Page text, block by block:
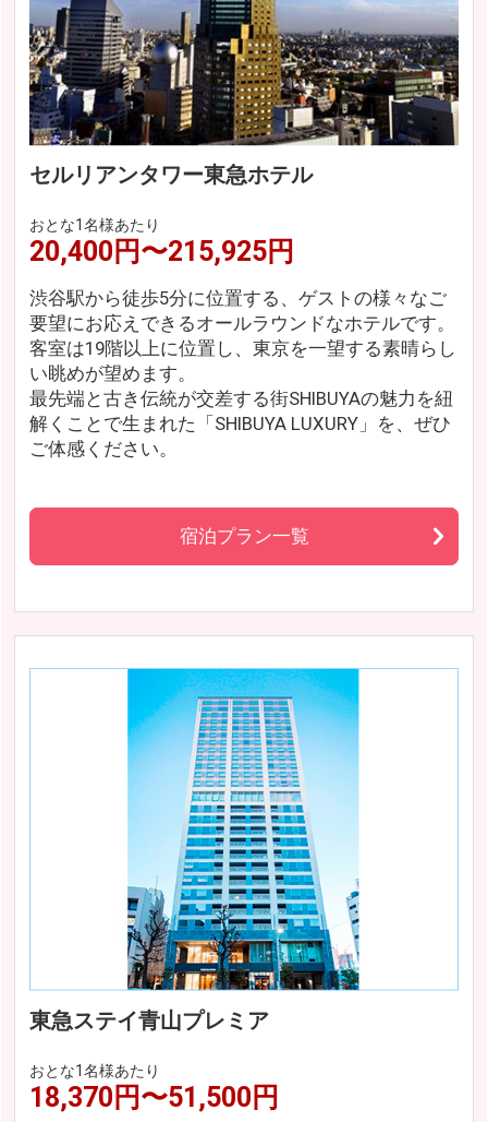
セルリアンタワー東急ホテル
おとな1名様あたり
20,400円〜215,925円
渋谷駅から徒歩5分に位置する、ゲストの様々なご
要望にお応えできるオールラウンドなホテルです。
客室は19階以上に位置し、東京を一望する素晴らし
い眺めが望めます。
最先端と古き伝統が交差する街SHIBUYAの魅力を紐
解くことで生まれた「SHIBUYA LUXURY」を、ぜひ
ご体感ください。
宿泊プラン一覧
東急ステイ青山プレミア
おとな1名様あたり
18,370円〜51,500円